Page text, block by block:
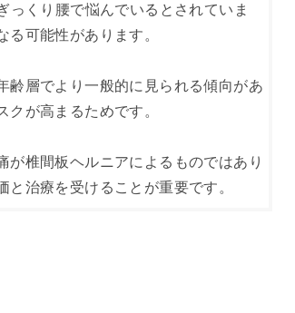
くり腰で悩んでいるとされていま
可能性があります。
齢層でより一般的に見られる傾向があ
が高まるためです。
椎間板ヘルニアによるものではあり
治療を受けることが重要です。